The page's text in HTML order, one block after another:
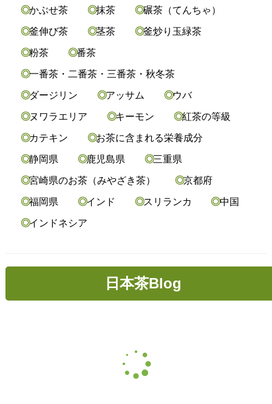
かぶせ茶 抹茶 碾茶（てんちゃ）
釜伸び茶 茎茶 釜炒り玉緑茶
粉茶 番茶
一番茶・二番茶・三番茶・秋冬茶
ダージリン アッサム ウバ
ヌワラエリア キーモン 紅茶の等級
カテキン お茶に含まれる栄養成分
静岡県 鹿児島県 三重県
宮崎県のお茶（みやざき茶） 京都府
福岡県 インド スリランカ 中国
インドネシア
日本茶Blog